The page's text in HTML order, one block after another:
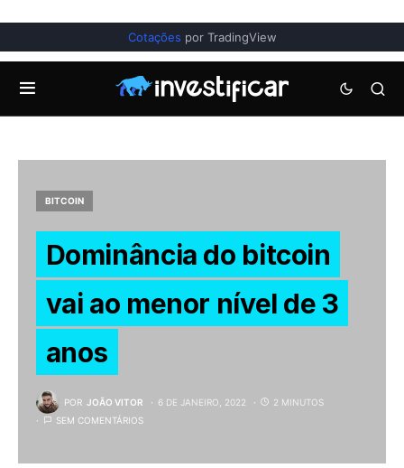
Cotações por TradingView
BITCOIN
Dominância do bitcoin
vai ao menor nível de 3
anos
POR JOÃO VITOR 6 DE JANEIRO, 2022
2 MINUTOS
SEM COMENTÁRIOS